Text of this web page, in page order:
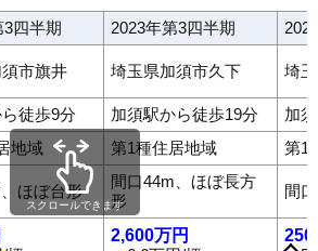
2.7万円 379万円 0.6%
2.7万円 521万円 -1.7%
2.6万円 268万円 -12.0%
2.5万円 334万円 -6.1%
2.4万円 576万円 -10.5%
2.4万円 362万円
2.4万円 -10.6%
1,409万円 1.6%
3四半期 2023年第3四半期
市旗井 埼玉県加須市久下 埼
徒歩9分 加須駅から徒歩19分
加
地域 第1種住居地域 第1
ほぼ台形
間口44m、ほぼ長方
形
間
2,600万円
250
スクロールできます
大室岡古井上樋遣川
志多見下高柳下樋遣川下三俣諏訪外野
泉 土手中樋遣川花崎